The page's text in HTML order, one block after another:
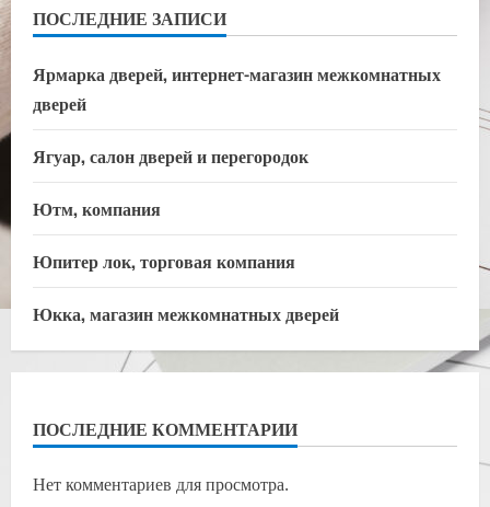
ПОСЛЕДНИЕ ЗАПИСИ
Ярмарка дверей, интернет-магазин межкомнатных
дверей
Ягуар, салон дверей и перегородок
Ютм, компания
Юпитер лок, торговая компания
Юкка, магазин межкомнатных дверей
ПОСЛЕДНИЕ КОММЕНТАРИИ
Нет комментариев для просмотра.